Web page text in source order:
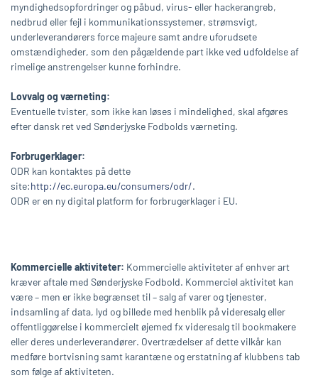
myndighedsopfordringer og påbud, virus- eller hackerangreb,
nedbrud eller fejl i kommunikationssystemer, strømsvigt,
underleverandørers force majeure samt andre uforudsete
omstændigheder, som den pågældende part ikke ved udfoldelse af
rimelige anstrengelser kunne forhindre.
Lovvalg og værneting:
Eventuelle tvister, som ikke kan løses i mindelighed, skal afgøres
efter dansk ret ved Sønderjyske Fodbolds værneting.
Forbrugerklager:
ODR kan kontaktes på dette
site:http://ec.europa.eu/consumers/odr/.
ODR er en ny digital platform for forbrugerklager i EU.
Kommercielle aktiviteter: Kommercielle aktiviteter af enhver art
kræver aftale med Sønderjyske Fodbold. Kommerciel aktivitet kan
være – men er ikke begrænset til – salg af varer og tjenester,
indsamling af data, lyd og billede med henblik på videresalg eller
offentliggørelse i kommercielt øjemed fx videresalg til bookmakere
eller deres underleverandører. Overtrædelser af dette vilkår kan
medføre bortvisning samt karantæne og erstatning af klubbens tab
som følge af aktiviteten.